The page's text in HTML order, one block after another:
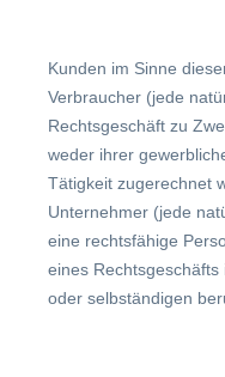
Kunden im Sinne
Verbraucher (jede
Rechtsgeschäft zu
weder ihrer
Tätigkeit zugerechnet
Unternehmer (jede
eine rechtsfähige
eines
oder selbständigen